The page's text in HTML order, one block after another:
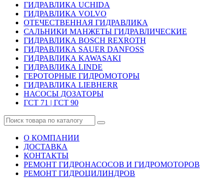
ГИДРАВЛИКА UCHIDA
ГИДРАВЛИКА VOLVO
ОТЕЧЕСТВЕННАЯ ГИДРАВЛИКА
САЛЬНИКИ МАНЖЕТЫ ГИДРАВЛИЧЕСКИЕ
ГИДРАВЛИКА BOSCH REXROTH
ГИДРАВЛИКА SAUER DANFOSS
ГИДРАВЛИКА KAWASAKI
ГИДРАВЛИКА LINDE
ГЕРОТОРНЫЕ ГИДРОМОТОРЫ
ГИДРАВЛИКА LIEBHERR
НАСОСЫ ДОЗАТОРЫ
ГСТ 71 | ГСТ 90
О КОМПАНИИ
ДОСТАВКА
КОНТАКТЫ
РЕМОНТ ГИДРОНАСОСОВ И ГИДРОМОТОРОВ
РЕМОНТ ГИДРОЦИЛИНДРОВ